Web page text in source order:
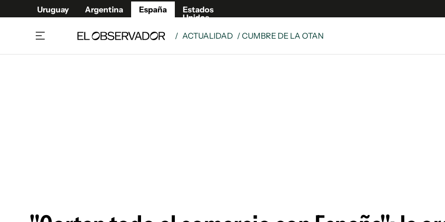
Uruguay Argentina España
Estados
Unidos
/ ACTUALIDAD / CUMBRE DE LA OTAN